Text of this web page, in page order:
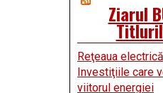
Ziarul
Reţeaua
Investiţiile care
viitorul energiei